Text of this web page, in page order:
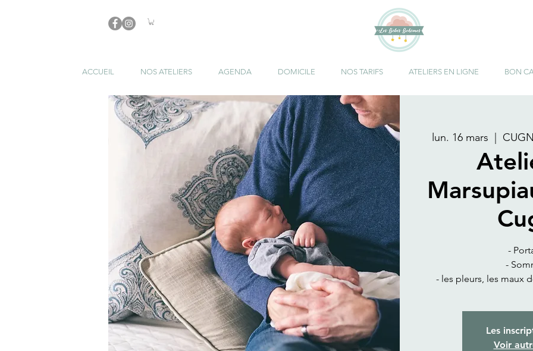
ACCUEIL NOS ATELIERS AGENDA DOMICILE NOS TARIFS ATELIERS EN LIGNE BON
lun. 16 mars
-
-
- les pleurs, les maux
Les
Voir